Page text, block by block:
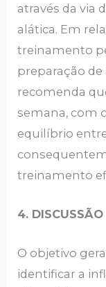
através da via
alática. Em
treinamento
preparação de
recomenda
semana, com
equilíbrio
treinamento
4. DISCUSSÃO
O objetivo
identificar a